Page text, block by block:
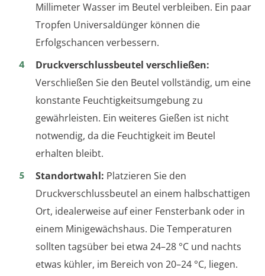
Millimeter Wasser im Beutel verbleiben. Ein paar
Tropfen Universaldünger können die
Erfolgschancen verbessern.
Druckverschlussbeutel verschließen:
Verschließen Sie den Beutel vollständig, um eine
konstante Feuchtigkeitsumgebung zu
gewährleisten. Ein weiteres Gießen ist nicht
notwendig, da die Feuchtigkeit im Beutel
erhalten bleibt.
Standortwahl: Platzieren Sie den
Druckverschlussbeutel an einem halbschattigen
Ort, idealerweise auf einer Fensterbank oder in
einem Minigewächshaus. Die Temperaturen
sollten tagsüber bei etwa 24–28 °C und nachts
etwas kühler, im Bereich von 20–24 °C, liegen.